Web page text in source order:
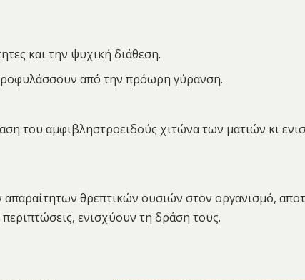
και την ψυχική διάθεση.
από την πρόωρη γύρανση.
του αμφιβληστροειδούς χιτώνα των ματιών κι
θρεπτικών ουσιών στον οργανισμό,
ενισχύουν τη δράση τους.